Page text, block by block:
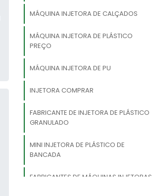
MÁQUINA INJETORA DE CALÇADOS
MÁQUINA INJETORA DE PLÁSTICO
PREÇO
MÁQUINA INJETORA DE PU
INJETORA COMPRAR
FABRICANTE DE INJETORA DE PLÁSTICO
GRANULADO
MINI INJETORA DE PLÁSTICO DE
BANCADA
FABRICANTES DE MÁQUINAS INJETORAS